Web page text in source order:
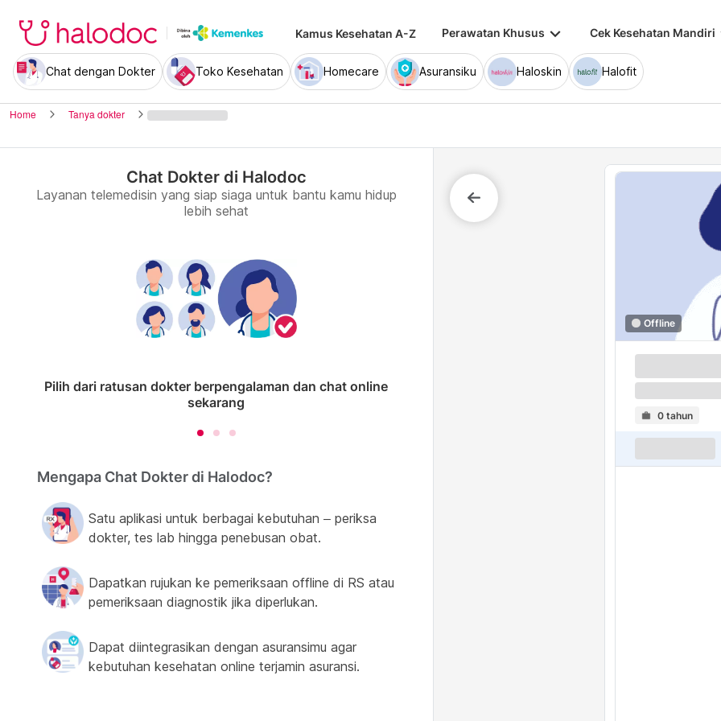
Kamus Kesehatan A-Z Perawatan Khusus keyboard_arrow_down Cek Kesehatan Mandiri
Chat dengan Dokter Toko Kesehatan Homecare Asuransiku Haloskin Halofit
Home Tanya dokter
Chat Dokter di Halodoc
Layanan telemedisin yang siap siaga untuk bantu kamu hidup
lebih sehat
Pilih dari ratusan dokter berpengalaman dan chat online
sekarang
Mengapa Chat Dokter di Halodoc?
Satu aplikasi untuk berbagai kebutuhan – periksa
dokter, tes lab hingga penebusan obat.
Dapatkan rujukan ke pemeriksaan offline di RS atau
pemeriksaan diagnostik jika diperlukan.
Dapat diintegrasikan dengan asuransimu agar
kebutuhan kesehatan online terjamin asuransi.
Offline
0 tahun